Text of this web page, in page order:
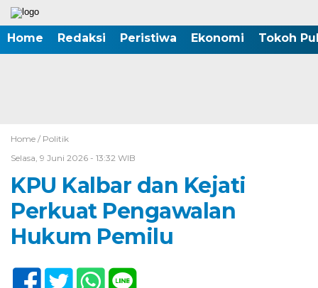
Home Redaksi Peristiwa Ekonomi Tokoh
Home / Politik
Selasa, 9 Juni 2026 - 13:32 WIB
KPU Kalbar dan Kejati
Perkuat Pengawalan
Hukum Pemilu